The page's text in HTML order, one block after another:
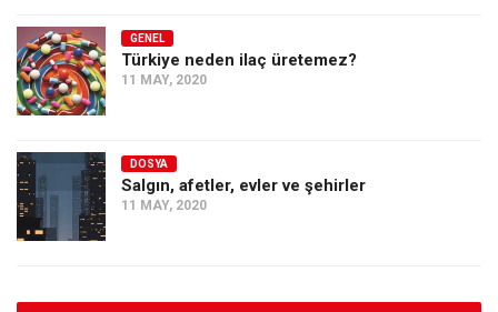
GENEL
Türkiye neden ilaç üretemez?
11 MAY, 2020
DOSYA
Salgın, afetler, evler ve şehirler
11 MAY, 2020